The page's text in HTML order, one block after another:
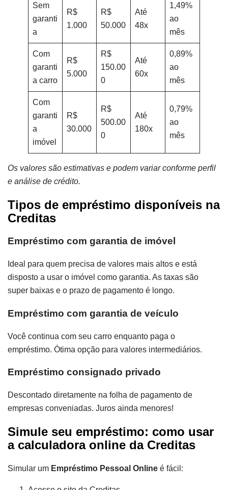
Sem
garanti
a
R$
1.000
R$
50.000
Até
48x
1,49%
ao
mês
Com
garanti
a carro
R$
5.000
R$
150.00
0
Até
60x
0,89%
ao
mês
Com
garanti
a
imóvel
R$
30.000
R$
500.00
0
Até
180x
0,79%
ao
mês
Os valores são estimativas e podem variar conforme perfil
e análise de crédito.
Tipos de empréstimo disponíveis na
Creditas
Empréstimo com garantia de imóvel
Ideal para quem precisa de valores mais altos e está
disposto a usar o imóvel como garantia. As taxas são
super baixas e o prazo de pagamento é longo.
Empréstimo com garantia de veículo
Você continua com seu carro enquanto paga o
empréstimo. Ótima opção para valores intermediários.
Empréstimo consignado privado
Descontado diretamente na folha de pagamento de
empresas conveniadas. Juros ainda menores!
Simule seu empréstimo: como usar
a calculadora online da Creditas
Simular um Empréstimo Pessoal Online é fácil: